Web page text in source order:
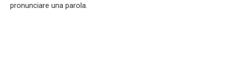
pronunciare una parola.